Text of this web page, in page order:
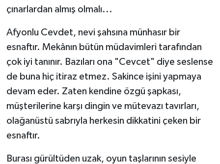
çınarlardan almış olmalı...
Afyonlu Cevdet, nevi şahsına münhasır bir
esnaftır. Mekânın bütün müdavimleri tarafından
çok iyi tanınır. Bazıları ona "Cevcet" diye seslense
de buna hiç itiraz etmez. Sakince işini yapmaya
devam eder. Zaten kendine özgü şapkası,
müşterilerine karşı dingin ve mütevazı tavırları,
olağanüstü sabrıyla herkesin dikkatini çeken bir
esnaftır.
Burası gürültüden uzak, oyun taşlarının sesiyle